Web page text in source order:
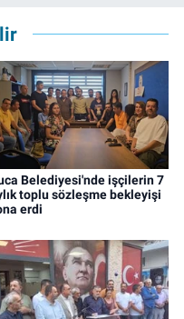
haber editörü
Belediyesi'nde işçilerin 7
toplu sözleşme bekleyişi
erdi